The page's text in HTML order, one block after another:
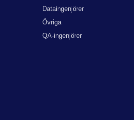
Dataingenjörer
Övriga
QA-ingenjörer